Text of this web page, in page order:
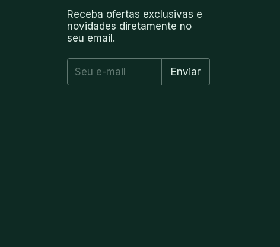
Receba ofertas exclusivas e
novidades diretamente no
seu email.